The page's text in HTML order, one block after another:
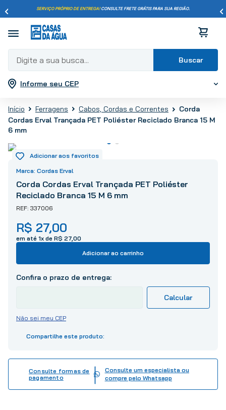
SERVIÇO PRÓPRIO DE ENTREGA!CONSULTE FRETE GRÁTIS PARA SUA REGIÃO.
Digite a sua busca...
Informe seu CEP
Ferragens Cabos, Cordas e Correntes
Corda
Cordas Erval Trançada PET Poliéster Reciclado Branca 15 M
6 mm
Cordas Erval
Corda Cordas Erval Trançada PET Poliéster
Reciclado Branca 15 M 6 mm
337006
R$ 27,00
em até 1x de R$ 27,00
Adicionar ao carrinho
Não sei meu CEP
Consulte formas de
pagamento
Consulte um especialista ou
compre pelo Whatsapp
Termos mais buscados
2
porcelanato
3º
5
º
vaso sanitário
6º
torneira
7º
cimento
8º
chuveiro
10º tinta